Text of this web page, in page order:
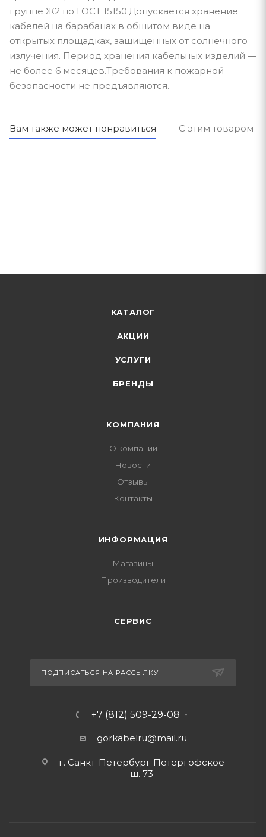
группе Ж2 по ГОСТ 15150.Допускается хранение
кабелей на барабанах в обшитом виде на
открытых площадках, защищенных от солнечного
излучения. Период хранения кабельных изделий —
не более 6 месяцев.Требования к пожарной
безопасности не предъявляются.
Вам также может понравиться С этим товаром
КАТАЛОГ
АКЦИИ
УСЛУГИ
БРЕНДЫ
КОМПАНИЯ
О компании
Новости
Отзывы
Контакты
ИНФОРМАЦИЯ
Магазины
Производители
СЕРВИС
ПОДПИСАТЬСЯ НА РАССЫЛКУ
+7 (812) 509-29-08
gorkabelru@mail.ru
г. Санкт-Петербург Петергофское
ш. 73